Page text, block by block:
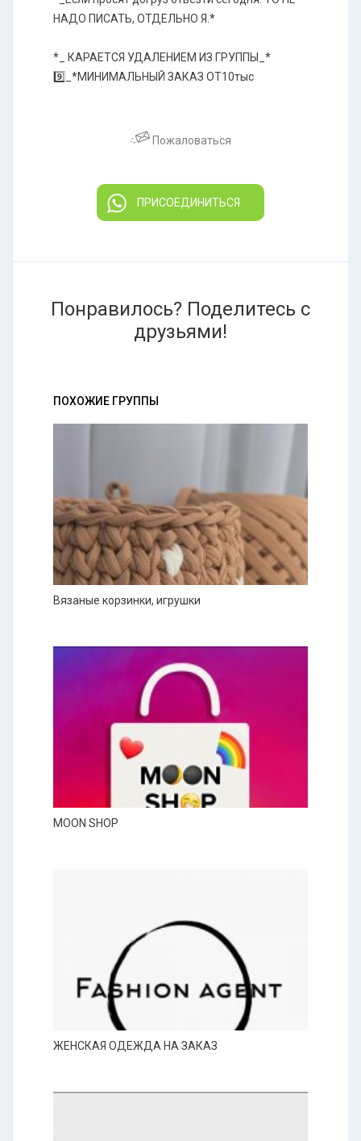
НАДО ПИСАТЬ, ОТДЕЛЬНО Я.*
*_ КАРАЕТСЯ УДАЛЕНИЕМ ИЗ ГРУППЫ_*
9️⃣_*МИНИМАЛЬНЫЙ ЗАКАЗ ОТ10тыс
Пожаловаться
ПРИСОЕДИНИТЬСЯ
Понравилось? Поделитесь с
друзьями!
ПОХОЖИЕ ГРУППЫ
Вязаные корзинки, игрушки
MOON SHOP
ЖЕНСКАЯ ОДЕЖДА НА ЗАКАЗ